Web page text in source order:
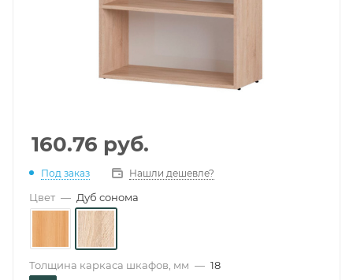
160.76 руб.
Под заказ Нашли дешевле?
Цвет — Дуб сонома
Толщина каркаса шкафов, мм — 18